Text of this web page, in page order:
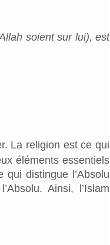
soient sur lui), est
La religion est ce qui
éléments essentiels
distingue l’Absolu
Ainsi, l’Islam